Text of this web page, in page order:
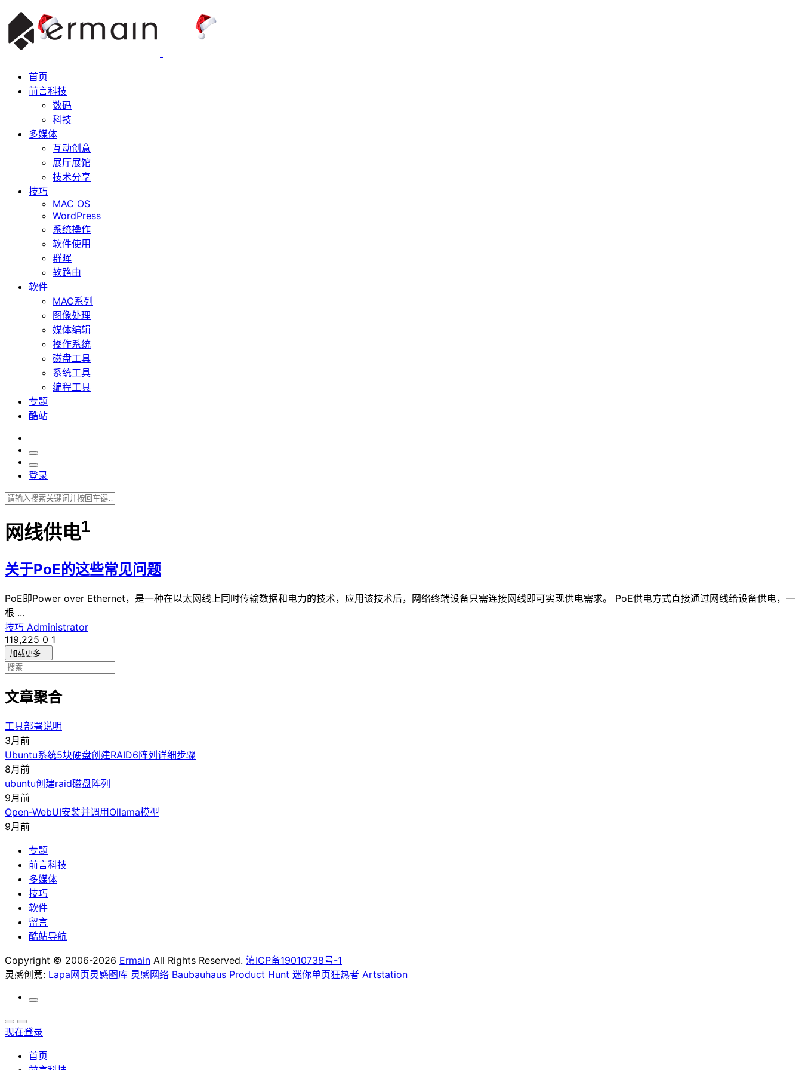
首页
前言科技
数码
科技
多媒体
互动创意
展厅展馆
技术分享
技巧
MAC OS
WordPress
系统操作
软件使用
群晖
软路由
软件
MAC系列
图像处理
媒体编辑
操作系统
磁盘工具
系统工具
编程工具
专题
酷站
登录
网线供电1
关于PoE的这些常见问题
PoE即Power over Ethernet，是一种在以太网线上同时传输数据和电力的技术，应用该技术后，网络终端设备只需连接网线即可实现供电需求。 PoE供电方式直接通过网线给设备供电，一
根 ...
技巧 Administrator
119,225 0 1
加载更多...
文章聚合
工具部署说明
3月前
Ubuntu系统5块硬盘创建RAID6阵列详细步骤
8月前
ubuntu创建raid磁盘阵列
9月前
Open-WebUI安装并调用Ollama模型
9月前
专题
前言科技
多媒体
技巧
软件
留言
酷站导航
Copyright © 2006-2026 Ermain All Rights Reserved. 滇ICP备19010738号-1
灵感创意: Lapa网页灵感图库 灵感网络 Baubauhaus Product Hunt 迷你单页狂热者 Artstation
现在登录
首页